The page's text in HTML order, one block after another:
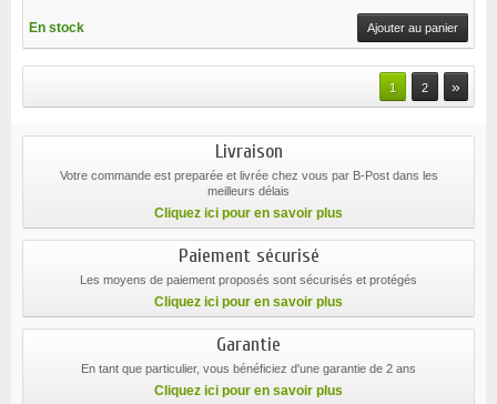
En stock Ajouter au panier
1 2 »
Livraison
Votre commande est preparée et livrée chez vous par B-Post dans les
meilleurs délais
Cliquez ici pour en savoir plus
Paiement sécurisé
Les moyens de paiement proposés sont sécurisés et protégés
Cliquez ici pour en savoir plus
Garantie
En tant que particulier, vous bénéficiez d'une garantie de 2 ans
Cliquez ici pour en savoir plus